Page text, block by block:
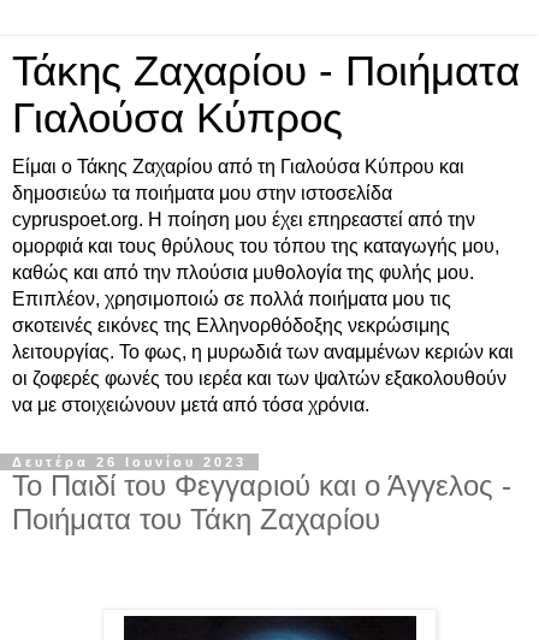
Τάκης Ζαχαρίου - Ποιήματα
Γιαλούσα Κύπρος
Είμαι ο Τάκης Ζαχαρίου από τη Γιαλούσα Κύπρου και
δημοσιεύω τα ποιήματα μου στην ιστοσελίδα
cypruspoet.org. Η ποίηση μου έχει επηρεαστεί από την
ομορφιά και τους θρύλους του τόπου της καταγωγής μου,
καθώς και από την πλούσια μυθολογία της φυλής μου.
Επιπλέον, χρησιμοποιώ σε πολλά ποιήματα μου τις
σκοτεινές εικόνες της Ελληνορθόδοξης νεκρώσιμης
λειτουργίας. Το φως, η μυρωδιά των αναμμένων κεριών και
οι ζοφερές φωνές του ιερέα και των ψαλτών εξακολουθούν
να με στοιχειώνουν μετά από τόσα χρόνια.
Δευτέρα 26 Ιουνίου 2023
Το Παιδί του Φεγγαριού και ο Άγγελος -
Ποιήματα του Τάκη Ζαχαρίου